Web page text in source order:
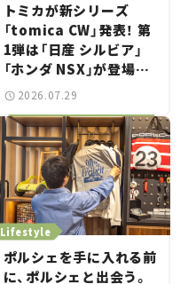
トミカが新シリーズ
「tomica CW」発表！ 第
1弾は「日産 シルビア」
「ホンダ NSX」が登場。
世界が注目す
とホビー】
2026.07.29
ポルシェを手に入れる前
に、ポルシェと出会う。
Lifestyle